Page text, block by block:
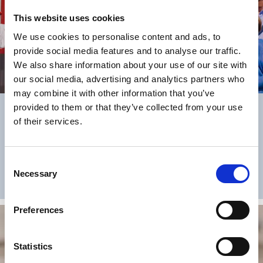
This website uses cookies
We use cookies to personalise content and ads, to
provide social media features and to analyse our traffic.
We also share information about your use of our site with
our social media, advertising and analytics partners who
may combine it with other information that you’ve
provided to them or that they’ve collected from your use
of their services.
Selection
Necessary
Preferences
Statistics
VÅR PRISBELÖNTA TRÄSTADSMILJÖ
gamla trästad.
JAG VILL VETA MER